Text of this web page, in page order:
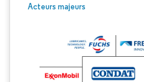
Acteurs majeurs
Image © Mordor Intelligence. La